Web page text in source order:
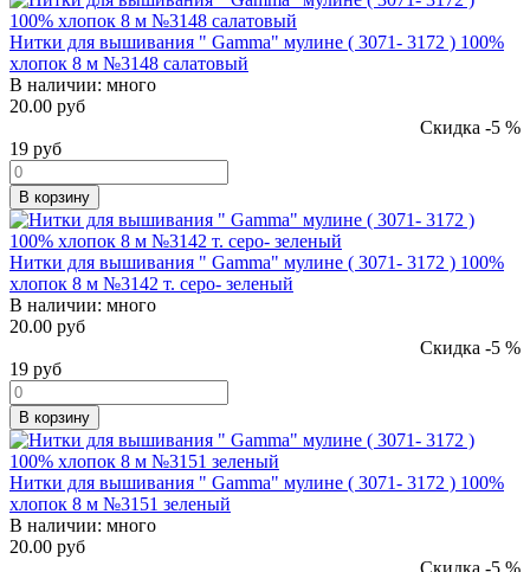
Нитки для вышивания " Gamma" мулине ( 3071- 3172 ) 100%
хлопок 8 м №3148 салатовый
В наличии: много
20.00 руб
Скидка -5 %
19 руб
В корзину
Нитки для вышивания " Gamma" мулине ( 3071- 3172 ) 100%
хлопок 8 м №3142 т. серо- зеленый
В наличии: много
20.00 руб
Скидка -5 %
19 руб
В корзину
Нитки для вышивания " Gamma" мулине ( 3071- 3172 ) 100%
хлопок 8 м №3151 зеленый
В наличии: много
20.00 руб
Скидка -5 %